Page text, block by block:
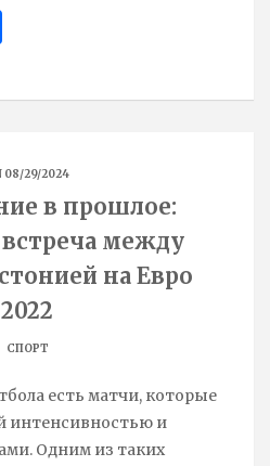
08/29/2024
в прошлое:
между
на Евро
2022
СПОРТ
есть матчи, которые
интенсивностью и
Одним из таких